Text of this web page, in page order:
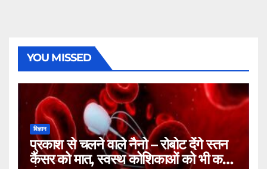
YOU MISSED
विज्ञान
प्रकाश से चलने वाले नैनो – रोबोट देंगे स्तन
कैंसर को मात, स्वस्थ कोशिकाओं को भी कम